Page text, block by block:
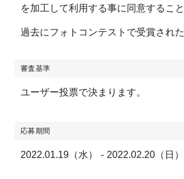
を加工して利用する事に同意すること
過去にフォトコンテストで受賞され
トリミング、センサーダストの除去を
参加作品の撮影期間に制限はありませ
審査基準
ユーザー投票で決まります。
応募期間
2022.01.19（水） - 2022.02.20（日）